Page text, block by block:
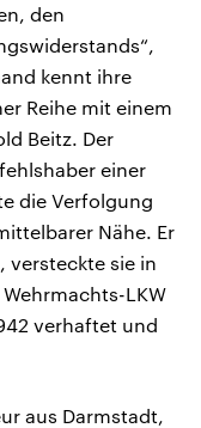
den
kennt ihre
Reihe mit einem
Beitz. Der
einer
die Verfolgung
Nähe. Er
versteckte sie in
LKW
verhaftet und
aus Darmstadt,